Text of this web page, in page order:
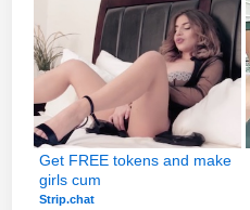
Get FREE tokens and make
girls cum
Strip.chat